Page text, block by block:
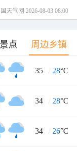
天气网 2026-08-03 08:00
点 周边乡镇
35 / 28°C
34 / 28°C
34 / 26°C